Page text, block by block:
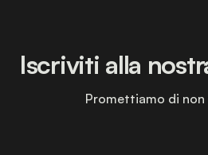
Iscriviti alla
Promettiamo di non